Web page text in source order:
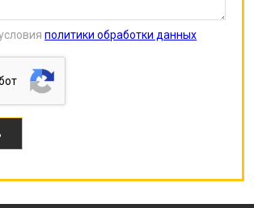
политики обработки данных